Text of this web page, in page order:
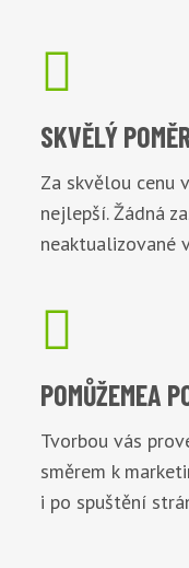

SKVĚLÝ
Za skvělou cenu
nejlepší. Žádná
neaktualizované

POMŮŽEMEA
Tvorbou vás
směrem k
i po spuštění